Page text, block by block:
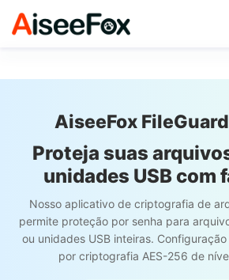
Produtos
Suporte
AiseeFox
Proteja suas
unidades USB com
Nosso aplicativo de criptografia de
permite proteção por senha para
ou unidades USB inteiras.
por criptografia AES-256 de